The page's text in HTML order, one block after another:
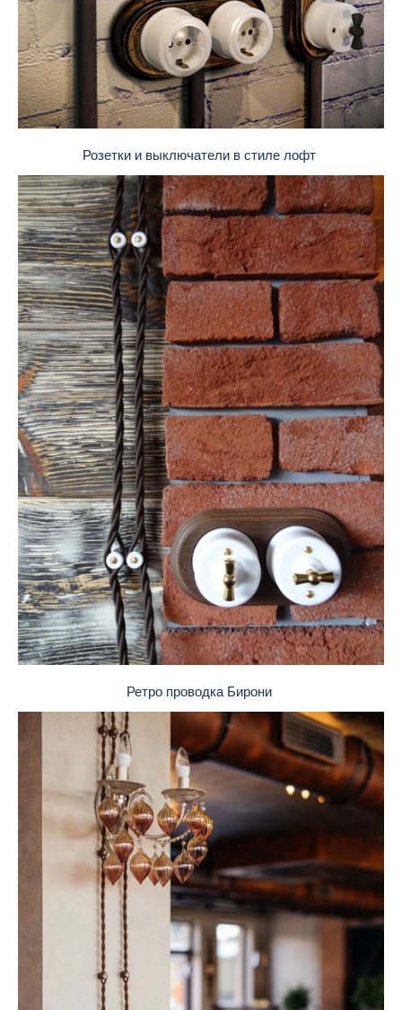
Розетки и выключатели в стиле лофт
Ретро проводка Бирони